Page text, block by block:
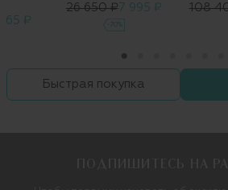
₽
26 650 ₽7 995 ₽
-70%
108
Быстрая покупка